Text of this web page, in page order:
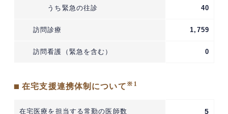
うち緊急の往診 40
訪問診療 1,759
訪問看護（緊急を含む） 0
■ 在宅支援連携体制について※1
在宅医療を担当する常勤の医師数 5